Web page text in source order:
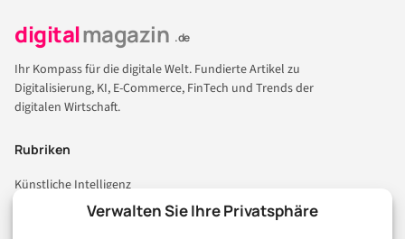
Verwalten Sie Ihre Privatsphäre
digitalmagazin .de
Ihr Kompass für die digitale Welt. Fundierte Artikel zu
Digitalisierung, KI, E-Commerce, FinTech und Trends der
digitalen Wirtschaft.
Rubriken
Künstliche Intelligenz
Technologie & IT